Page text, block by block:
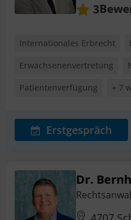
3
Internationales Erbrecht
Erwachsenenvertretung
Patientenverfügung
+ 7
Erstgespräch
Dr.